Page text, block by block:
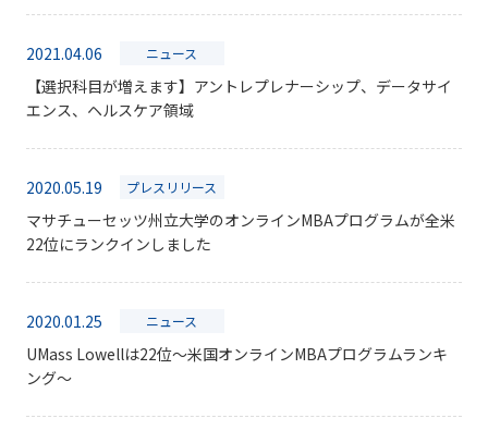
2021.04.06 ニュース
【選択科目が増えます】アントレプレナーシップ、データサイ
エンス、ヘルスケア領域
2020.05.19 プレスリリース
マサチューセッツ州立大学のオンラインMBAプログラムが全米
22位にランクインしました
2020.01.25 ニュース
UMass Lowellは22位～米国オンラインMBAプログラムランキ
ング～